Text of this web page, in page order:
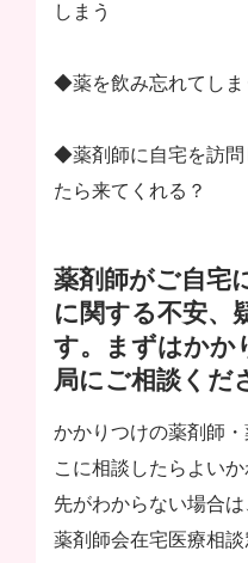
しまう
◆薬を飲み忘れてしま
◆薬剤師に自宅を訪問
たら来てくれる？
薬剤師がご自宅
に関する不安、
す。まずはかか
局にご相談くだ
かかりつけの薬剤師
こに相談したらよい
先がわからない場合
薬剤師会在宅医療相談